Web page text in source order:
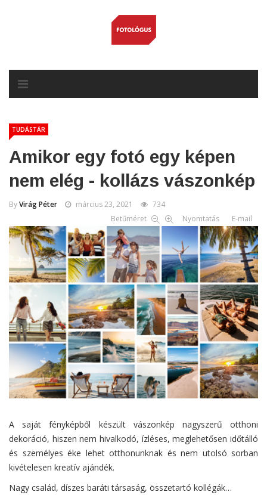
TUDÁSTÁR
Amikor egy fotó egy képen
nem elég - kollázs vászonkép
ByVirág Péter március 23, 2021
734
Betűméret
Nyomtatás E-mail
A saját fényképből készült vászonkép nagyszerű otthoni
dekoráció, hiszen nem hivalkodó, ízléses, meglehetősen időtálló
és személyes éke lehet otthonunknak és nem utolsó sorban
kivételesen kreatív ajándék.
Nagy család, díszes baráti társaság, összetartó kollégák…